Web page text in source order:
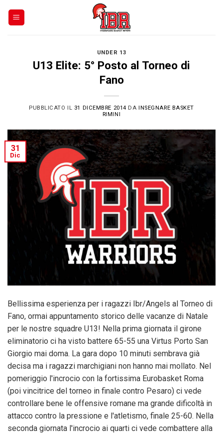
UNDER 13
U13 Elite: 5° Posto al Torneo di
Fano
PUBBLICATO IL 31 DICEMBRE 2014 DAINSEGNARE BASKET
RIMINI
31
Dic
Bellissima esperienza per i ragazzi Ibr/Angels al Torneo di
Fano, ormai appuntamento storico delle vacanze di Natale
per le nostre squadre U13! Nella prima giornata il girone
eliminatorio ci ha visto battere 65-55 una Virtus Porto San
Giorgio mai doma. La gara dopo 10 minuti sembrava già
decisa ma i ragazzi marchigiani non hanno mai mollato. Nel
pomeriggio l'incrocio con la fortissima Eurobasket Roma
(poi vincitrice del torneo in finale contro Pesaro) ci vede
controllare bene le offensive romane ma grande dificoltà in
attacco contro la pressione e l'atletismo, finale 25-60. Nella
seconda giornata l'incrocio ai quarti ci vede combattere alla